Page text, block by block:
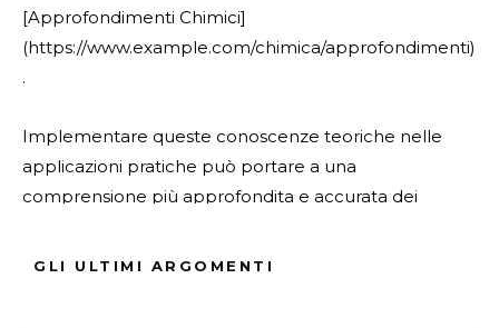
[Approfondimenti Chimici]
(https://www.example.com/chimica/approfondimenti)
.
Implementare queste conoscenze teoriche nelle
applicazioni pratiche può portare a una
comprensione più approfondita e accurata dei
nel mondo reale.
GLI ULTIMI ARGOMENTI